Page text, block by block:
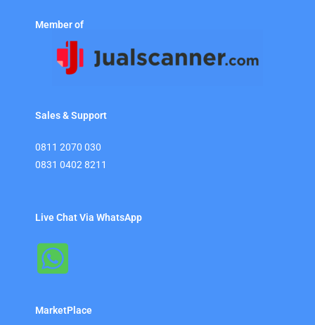
Member of
Sales & Support
0811 2070 030
0831 0402 8211
Live Chat Via WhatsApp
MarketPlace